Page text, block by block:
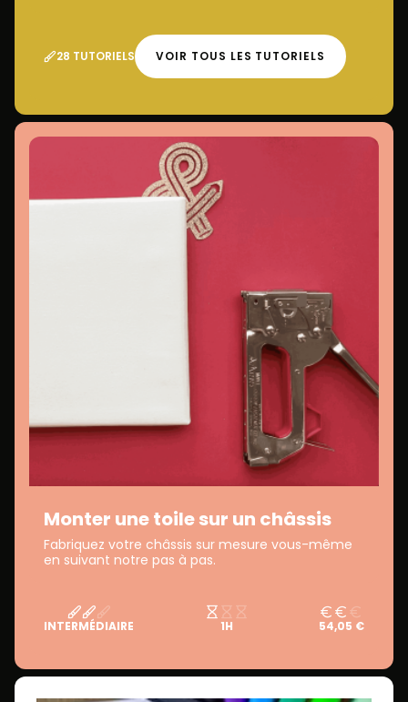
28 TUTORIELS VOIR TOUS LES TUTORIELS
Monter une toile sur un châssis
Fabriquez votre châssis sur mesure vous-même
en suivant notre pas à pas.
INTERMÉDIAIRE 1H 54,05 €